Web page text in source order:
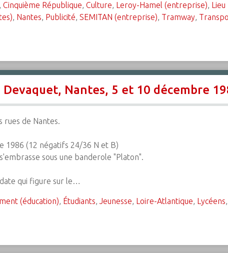
, Cinquième République, Culture, Leroy-Hamel (entreprise), Lieu
, Nantes, Publicité, SEMITAN (entreprise), Tramway,
Nantes, 5 et 10 décembre
rues de Nantes.
1986 (12 négatifs 24/36 N et B)
sous une banderole "Platon".
qui figure sur le…
(éducation), Étudiants, Jeunesse, Loire-Atlantique, Lycéens,